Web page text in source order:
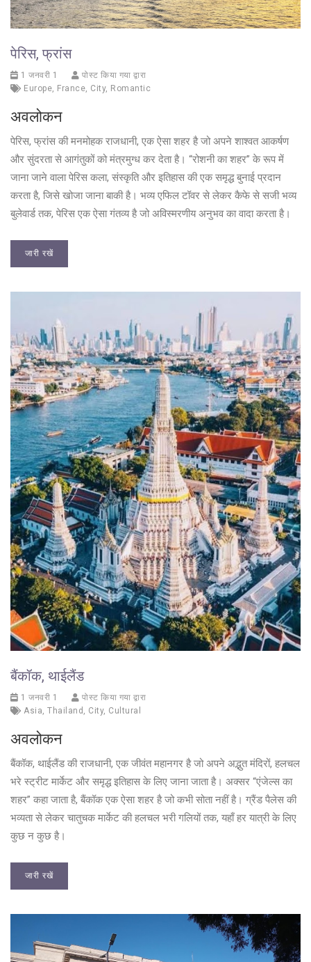
पेरिस, फ्रांस
1 जनवरी 1
पोस्ट किया गया द्वारा
Europe France City, Romantic
अवलोकन
पेरिस, फ्रांस की मनमोहक राजधानी, एक ऐसा शहर है जो अपने शाश्वत आकर्षण
और सुंदरता से आगंतुकों को मंत्रमुग्ध कर देता है। “रोशनी का शहर” के रूप में
जाना जाने वाला पेरिस कला, संस्कृति और इतिहास की एक समृद्ध बुनाई प्रदान
करता है, जिसे खोजा जाना बाकी है। भव्य एफिल टॉवर से लेकर कैफे से सजी भव्य
बुलेवार्ड तक, पेरिस एक ऐसा गंतव्य है जो अविस्मरणीय अनुभव का वादा करता है।
जारी रखें
बैंकॉक, थाईलैंड
1 जनवरी 1
पोस्ट किया गया द्वारा
Asia Thailand City, Cultural
अवलोकन
बैंकॉक, थाईलैंड की राजधानी, एक जीवंत महानगर है जो अपने अद्भुत मंदिरों, हलचल
भरे स्ट्रीट मार्केट और समृद्ध इतिहास के लिए जाना जाता है। अक्सर “एंजेल्स का
शहर” कहा जाता है, बैंकॉक एक ऐसा शहर है जो कभी सोता नहीं है। ग्रैंड पैलेस की
भव्यता से लेकर चातुचक मार्केट की हलचल भरी गलियों तक, यहाँ हर यात्री के लिए
कुछ न कुछ है।
जारी रखें